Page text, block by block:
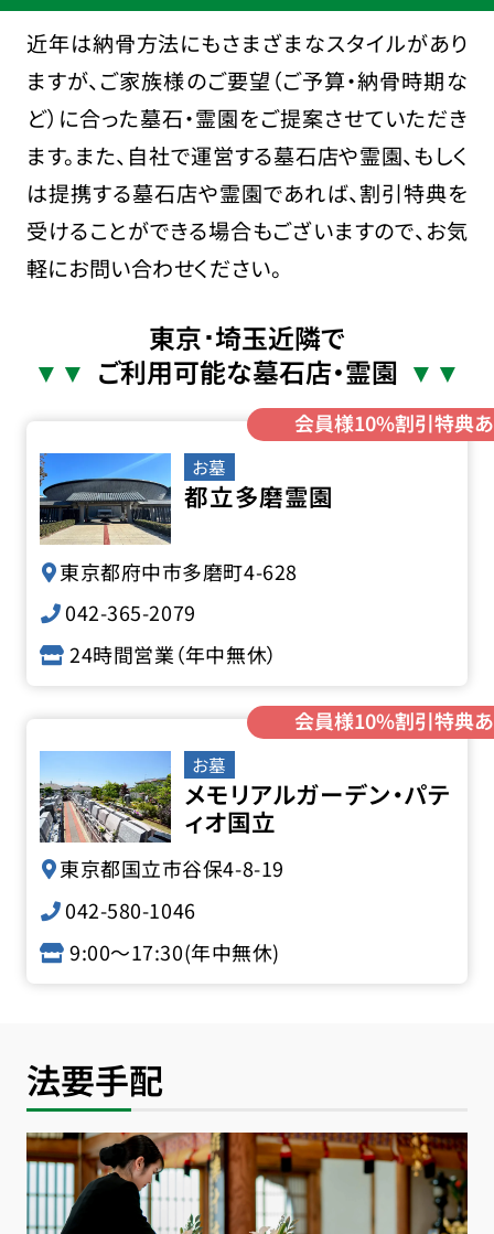
近年は納骨方法にもさまざまなスタイルがあり
ますが、ご家族様のご要望（ご予算・納骨時期な
ど）に合った墓石・霊園をご提案させていただき
ます。また、自社で運営する墓石店や霊園、もしく
は提携する墓石店や霊園であれば、割引特典を
受けることができる場合もございますので、お気
軽にお問い合わせください。
東京･埼玉近隣で
ご利用可能な墓石店・霊園
お墓
会員様10%割引特典
都立多磨霊園
東京都府中市多磨町4-628
042-365-2079
24時間営業（年中無休）
お墓
会員様10%割引特典
メモリアルガーデン・パテ
ィオ国立
東京都国立市谷保4-8-19
042-580-1046
9:00〜17:30(年中無休)
法要手配